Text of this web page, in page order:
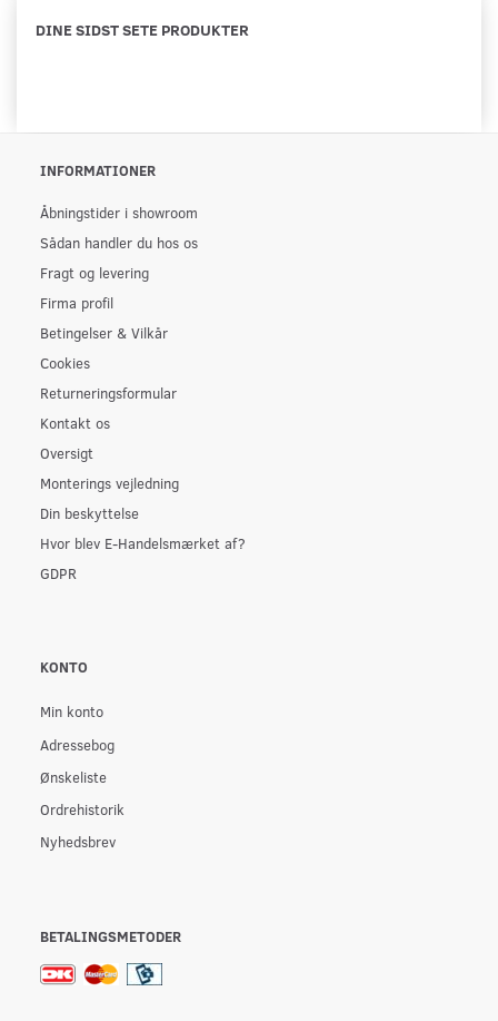
DINE SIDST SETE PRODUKTER
INFORMATIONER
Åbningstider i showroom
Sådan handler du hos os
Fragt og levering
Firma profil
Betingelser & Vilkår
Cookies
Returneringsformular
Kontakt os
Oversigt
Monterings vejledning
Din beskyttelse
Hvor blev E-Handelsmærket af?
GDPR
KONTO
Min konto
Adressebog
Ønskeliste
Ordrehistorik
Nyhedsbrev
BETALINGSMETODER